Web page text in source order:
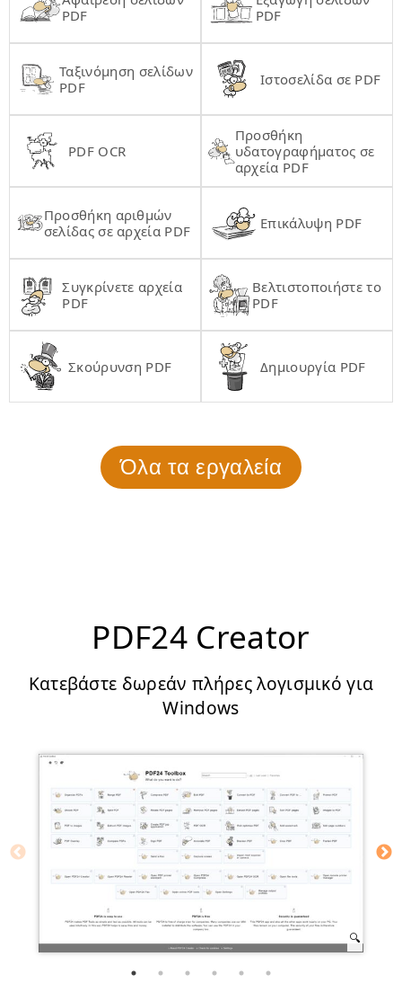
PDF
PDF
Ταξινόμηση σελίδων
PDF
Ιστοσελίδα σε PDF
PDF OCR
Προσθήκη
υδατογραφήματος σε
αρχεία PDF
Προσθήκη αριθμών
σελίδας σε αρχεία PDF
Επικάλυψη PDF
Συγκρίνετε αρχεία
PDF
Βελτιστοποιήστε το
PDF
Σκούρυνση PDF Δημιουργία PDF
Όλα τα εργαλεία
PDF24 Creator
Κατεβάστε δωρεάν πλήρες λογισμικό για
Windows